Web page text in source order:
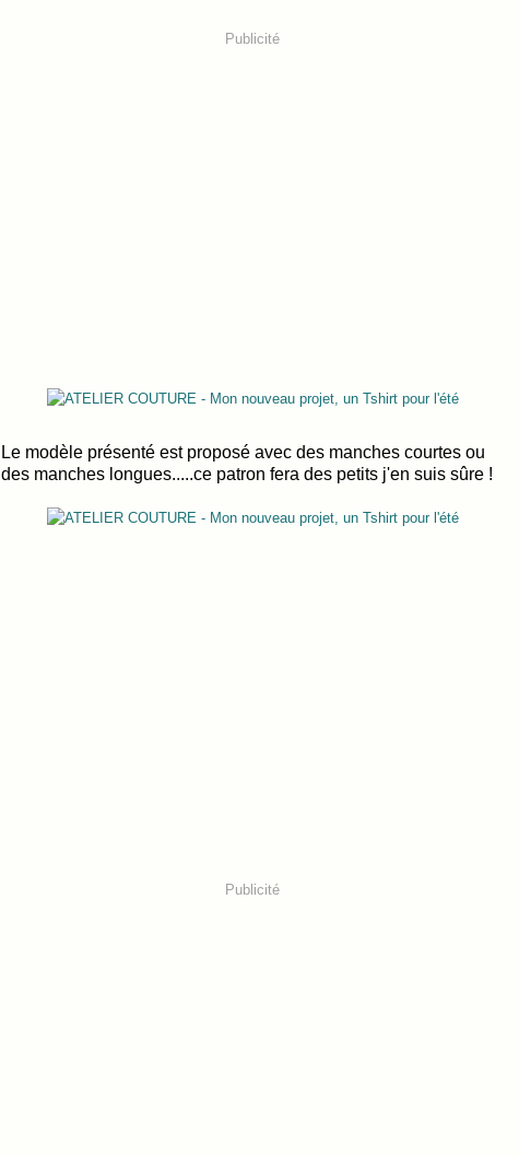
Publicité
Le modèle présenté est proposé avec des manches courtes ou
des manches longues.....ce patron fera des petits j'en suis sûre !
Publicité